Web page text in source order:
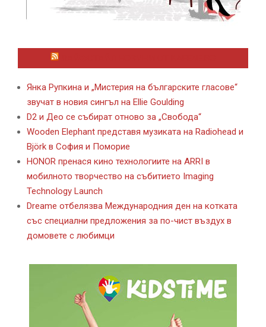
Янка Рупкина и „Мистерия на българските гласове“
звучат в новия сингъл на Ellie Goulding
D2 и Део се събират отново за „Свобода“
Wooden Elephant представя музиката на Radiohead и
Björk в София и Поморие
HONOR пренася кино технологиите на ARRI в
мобилното творчество на събитието Imaging
Technology Launch
Dreame отбелязва Международния ден на котката
със специални предложения за по-чист въздух в
домовете с любимци